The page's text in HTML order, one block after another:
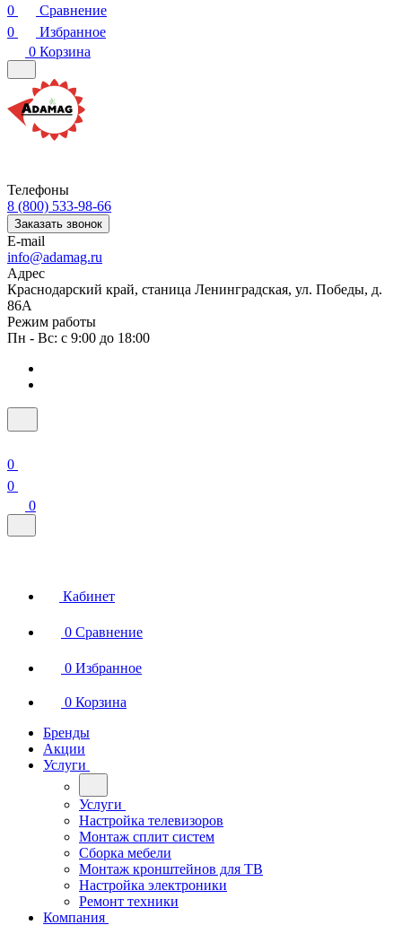
0
Избранное
Корзина
8 (800) 533-98-66
Заказать звонок
E-mail
info@adamag.ru
Адрес
Краснодарский край, станица Ленинградская, ул. Победы, д.
86А
Режим работы
Пн - Вс: с 9:00 до 18:00
0
Избранное
0 Корзина
Бренды
Акции
Услуги
Услуги
Настройка телевизоров
Монтаж сплит систем
Сборка мебели
Монтаж кронштейнов для ТВ
Настройка электроники
Ремонт техники
Компания